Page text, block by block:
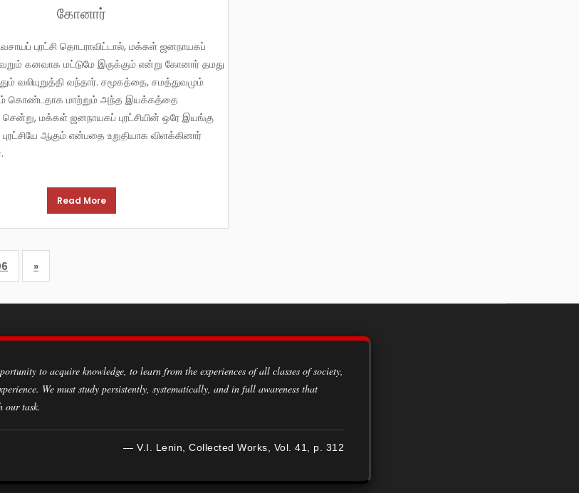
கோனார்
கனவாக மட்டுமே இருக்கும் என்று கோனார் தமது
வலியுறுத்தி வந்தார். சமூகத்தை, சமத்துவமும்
கொண்டதாக மாற்றும் அந்த இயக்கத்தை
மக்கள் ஜனநாயகப் புரட்சியின் ஒரே இயங்கு
ஆகும் என்பதை உறுதியாக விளக்கினார்
Read More
»
We must study persistently, systematically, and in full awareness that
our task.
— V.I. Lenin, Collected Works, Vol. 41, p. 312